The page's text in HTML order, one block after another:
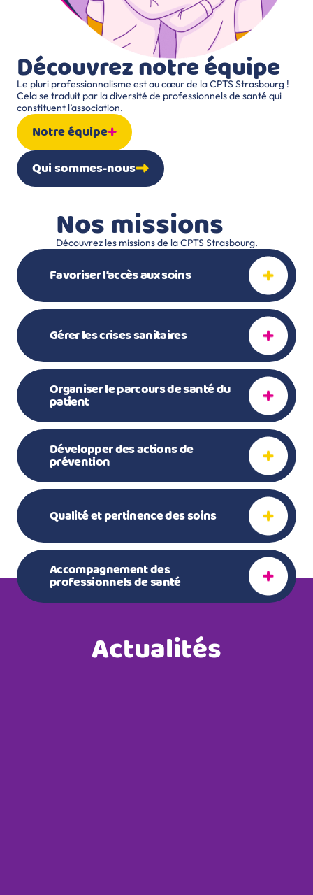
Découvrez notre équipe
Le pluri professionnalisme est au cœur de la CPTS Strasbourg !
Cela se traduit par la diversité de professionnels de santé qui
constituent l’association.
Qui sommes-nous
Notre équipe
Nos missions
Découvrez les missions de la CPTS Strasbourg.
Favoriser l’accès aux soins
Gérer les crises sanitaires
Organiser le parcours de santé du
patient
Développer des actions de
prévention
Qualité et pertinence des soins
Accompagnement des
professionnels de santé
Actualités